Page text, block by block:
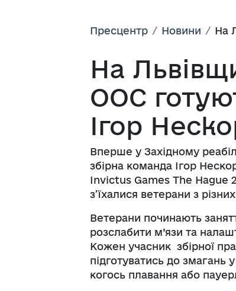
Пресцентр Новини На
На
ООС
Ігор
Вперше у Західному
збірна команда Ігор
Invictus Games The Hague
з’їхалися ветерани з
Ветерани починають
розслабити м’язи та
Кожен учасник збірної
підготуватись до змагань
когось плавання або